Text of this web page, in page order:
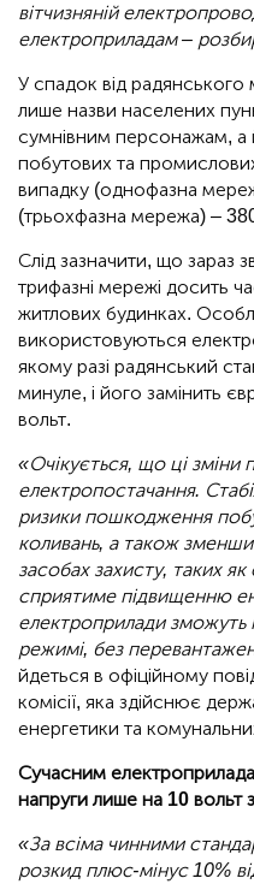
вітчизняній
електроприладам –
У спадок від радянського
лише назви населених
сумнівним персонажам, а
побутових та
випадку (однофазна
(трьохфазна мережа) –
Слід зазначити, що зараз
трифазні мережі досить
житлових будинках.
використовуються
якому разі радянський
минуле, і його замінить
вольт.
«Очікується, що ці зміни
електропостачання.
ризики пошкодження
коливань, а також
засобах захисту, таких як
сприятиме підвищенню
електроприлади
режимі, без
йдеться в офіційному
комісії, яка здійснює
енергетики та
Сучасним
напруги лише на 10
«За всіма чинними
розкид плюс-мінус 10%